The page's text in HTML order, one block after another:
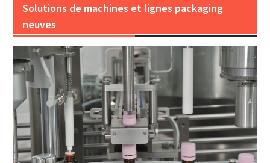
Solutions de machines et lignes packaging
neuves